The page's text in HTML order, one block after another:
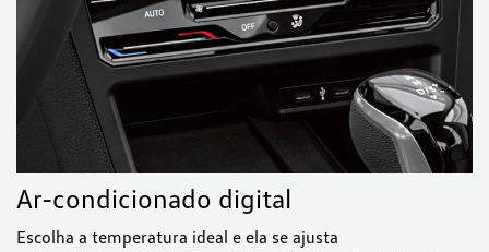
Ar-condicionado digital
Escolha a temperatura ideal e ela se ajusta